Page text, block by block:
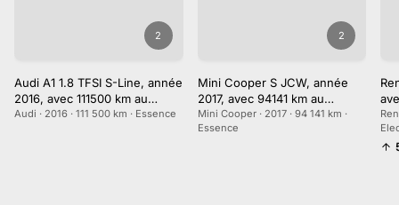
2
Audi A1 1.8 TFSI S-Line, année
2016, avec 111500 km au
compteur
Audi · 2016 · 111 500 km · Essence
2
Mini Cooper S JCW, année
2017, avec 94141 km au
compteur
Mini Cooper · 2017 · 94 141 km ·
Essence